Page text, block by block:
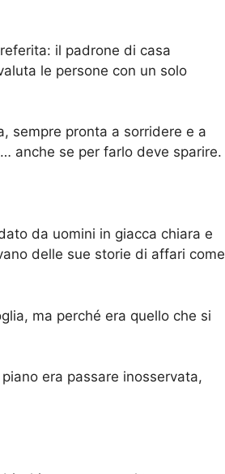
il padrone di casa
le persone con un solo
sempre pronta a sorridere e a
anche se per farlo deve sparire.
da uomini in giacca chiara e
delle sue storie di affari come
ma perché era quello che si
era passare inosservata,